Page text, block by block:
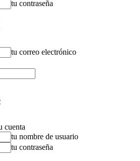
tu contraseña
tu correo electrónico
cuenta
tu nombre de usuario
tu contraseña